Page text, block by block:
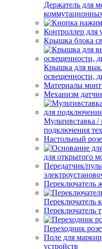
Держатель для
Контроллер для
Крышка блока
Крышка для
освещенности,
Материалы
Механизм
Мультивставка /
подключения
Настольный
для открытого
Передатчик/
Переключатель
Переключатель
Переключатель
Переходник
Поле для
устройств